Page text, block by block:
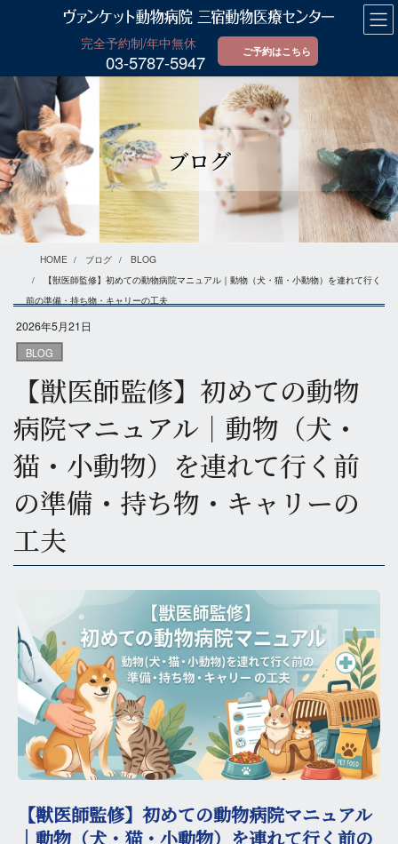
に
移
動
ョ
ン
に
移
動
03-5787-5947
ご予約はこちら
ブログ
HOME ブログ
BLOG
【獣医師監修】初めての動物病院マニュアル｜動物（犬・猫・小動物）を連れて行く
前の準備・持ち物・キャリーの工夫
2026年5月21日
BLOG
【獣医師監修】初めての動物
病院マニュアル｜動物（犬・
猫・小動物）を連れて行く前
の準備・持ち物・キャリーの
工夫
【獣医師監修】初めての動物病院マニュアル
｜動物（犬・猫・小動物）を連れて行く前の